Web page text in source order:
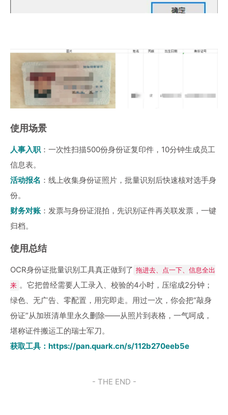
使用场景
人事入职 ：一次性扫描500份身份证复印件，10分钟生成员工
信息表。
活动报名 ：线上收集身份证照片，批量识别后快速核对选手身
份。
财务对账 ：发票与身份证混拍，先识别证件再关联发票，一键
归档。
使用总结
OCR身份证批量识别工具真正做到了 拖进去、点一下、信息全出
来 。它把曾经需要人工录入、校验的4小时，压缩成2分钟；
绿色、无广告、零配置，用完即走。用过一次，你会把“敲身
份证”从加班清单里永久删除——从照片到表格，一气呵成，
堪称证件搬运工的瑞士军刀。
获取工具： https://pan.quark.cn/s/112b270eeb5e
- THE END -